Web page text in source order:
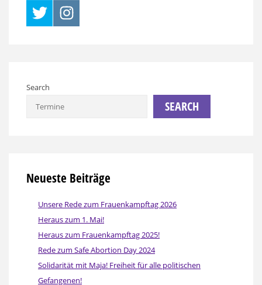
Search
SEARCH
Neueste Beiträge
Unsere Rede zum Frauenkampftag 2026
Heraus zum 1. Mai!
Heraus zum Frauenkampftag 2025!
Rede zum Safe Abortion Day 2024
Solidarität mit Maja! Freiheit für alle politischen
Gefangenen!